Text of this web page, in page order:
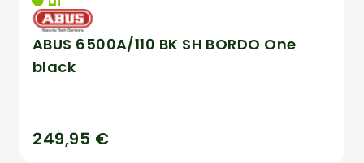
ABUS 6500A/110 BK SH BORDO One
black
249,95 €